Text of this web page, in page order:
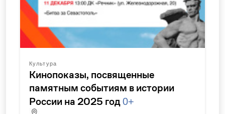
Культура
Кинопоказы, посвященные
памятным событиям в истории
России на 2025 год0+